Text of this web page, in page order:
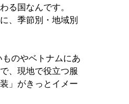
る国なんです。
、季節別・地域別
のやベトナムにあ
、現地で役立つ服
」がきっとイメー